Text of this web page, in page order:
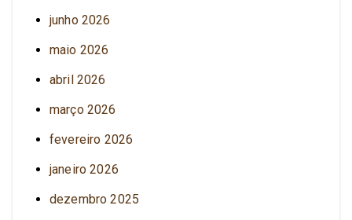
junho 2026
maio 2026
abril 2026
março 2026
fevereiro 2026
janeiro 2026
dezembro 2025